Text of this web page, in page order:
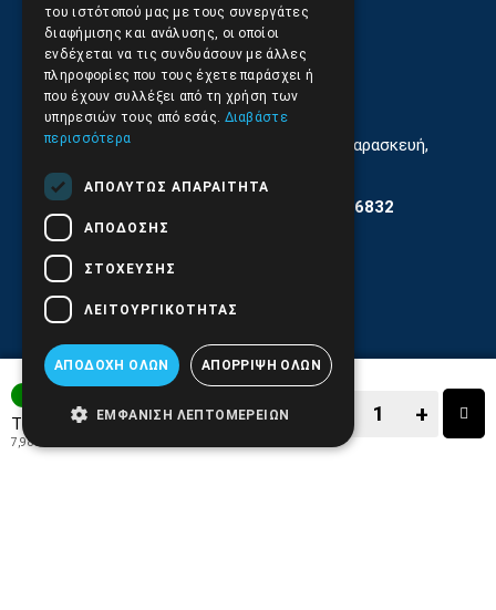
Τιμή: 9,90€
7,98€
+
210.9566.401(11.30-17.00)
210.9566.402
Email:info@pds.com.gr
Εξυπηρέτηση Κοινού Δευτέρα έως Παρασκευή,
Αρ. ΓΕΜΗ 6204101000 | Αρ. ΕΜΠΑ 6832
του ιστότοπού μας με τους συνεργάτες
διαφήμισης και ανάλυσης, οι οποίοι
ενδέχεται να τις συνδυάσουν με άλλες
πληροφορίες που τους έχετε παράσχει ή
που έχουν συλλέξει από τη χρήση των
υπηρεσιών τους από εσάς. Διαβάστε
περισσότερα
ΑΠΟΛΎΤΩΣ ΑΠΑΡΑΊΤΗΤΑ
ΑΠΌΔΟΣΗΣ
ΣΤΌΧΕΥΣΗΣ
ΛΕΙΤΟΥΡΓΙΚΌΤΗΤΑΣ
ΑΠΟΔΟΧΉ ΌΛΩΝ ΑΠΌΡΡΙΨΗ ΌΛΩΝ
ΕΜΦΆΝΙΣΗ ΛΕΠΤΟΜΕΡΕΙΏΝ